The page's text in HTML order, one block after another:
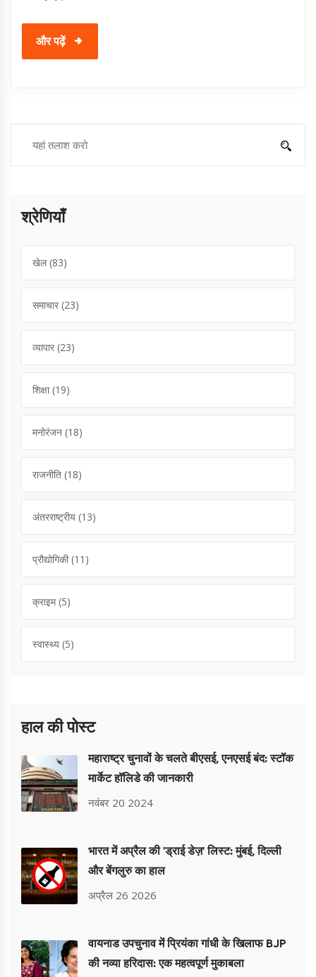
और पढ़ें
श्रेणियाँ
खेल(83)
समाचार (23)
व्यापार (23)
शिक्षा(19)
मनोरंजन (18)
राजनीति (18)
अंतरराष्ट्रीय (13)
प्रौद्योगिकी(11)
क्राइम(5)
स्वास्थ्य (5)
हाल की पोस्ट
महाराष्ट्र चुनावों के चलते बीएसई, एनएसई बंद: स्टॉक
मार्केट हॉलिडे की जानकारी
नवंबर 20 2024
भारत में अप्रैल की 'ड्राई डेज़' लिस्ट: मुंबई, दिल्ली
और बेंगलुरु का हाल
अप्रैल 26 2026
वायनाड उपचुनाव में प्रियंका गांधी के खिलाफ BJP
की नव्या हरिदास: एक महत्वपूर्ण मुकाबला